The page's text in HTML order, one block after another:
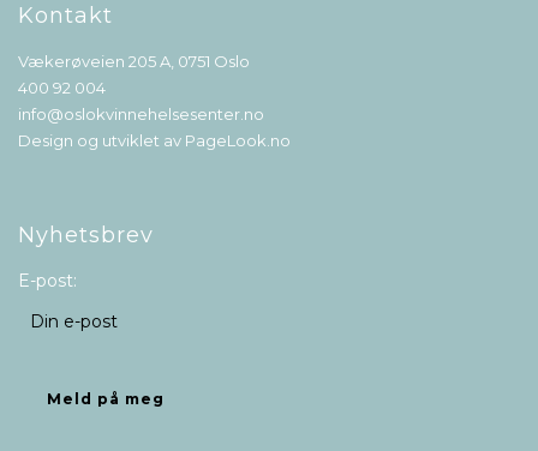
Kontakt
Vækerøveien 205 A, 0751 Oslo
400 92 004
info@oslokvinnehelsesenter.no
Design og utviklet av PageLook.no
Nyhetsbrev
E-post: